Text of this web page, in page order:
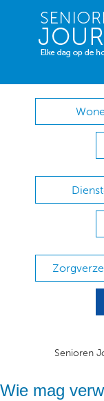
Senioren
Wie mag